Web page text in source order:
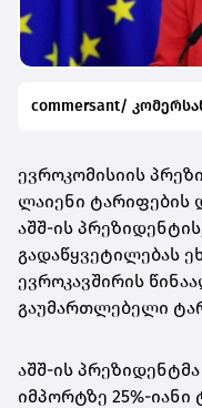
commersant/
ევროკომისიის
ლაიენი ტარიფების
აშშ-ის
გადაწყვეტილებას
ევროკავშირის
გაუმართლებელი
აშშ-ის
იმპორტზე 25%-